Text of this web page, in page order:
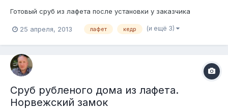
Готовый сруб из лафета после установки у заказчика
25 апреля, 2013 лафет кедр (и ещё 3)
Сруб рубленого дома из лафета.
Норвежский замок